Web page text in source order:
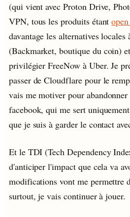
(qui vient avec Proton Drive,
VPN, tous les produits étant
davantage les alternatives locales
(Backmarket, boutique du coin)
privilégier FreeNow à Uber. Je
passer de Cloudflare pour le
vais me motiver pour
facebook, qui me sert
que je suis à garder le contact
Et le TDI (Tech Dependency
d'anticiper l'impact que cela va
modifications vont me permettre
surtout, je vais continuer à jouer.